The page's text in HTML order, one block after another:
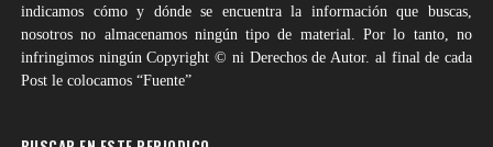
indicamos cómo y dónde se encuentra la información que buscas,
nosotros no almacenamos ningún tipo de material. Por lo tanto, no
infringimos ningún Copyright © ni Derechos de Autor. al final de cada
Post le colocamos “Fuente”